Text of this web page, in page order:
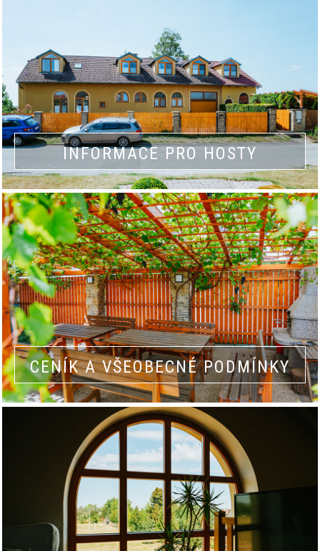
INFORMACE PRO HOSTY
CENÍK A VŠEOBECNÉ PODMÍNKY